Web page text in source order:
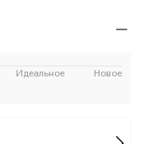
Идеальное Новое